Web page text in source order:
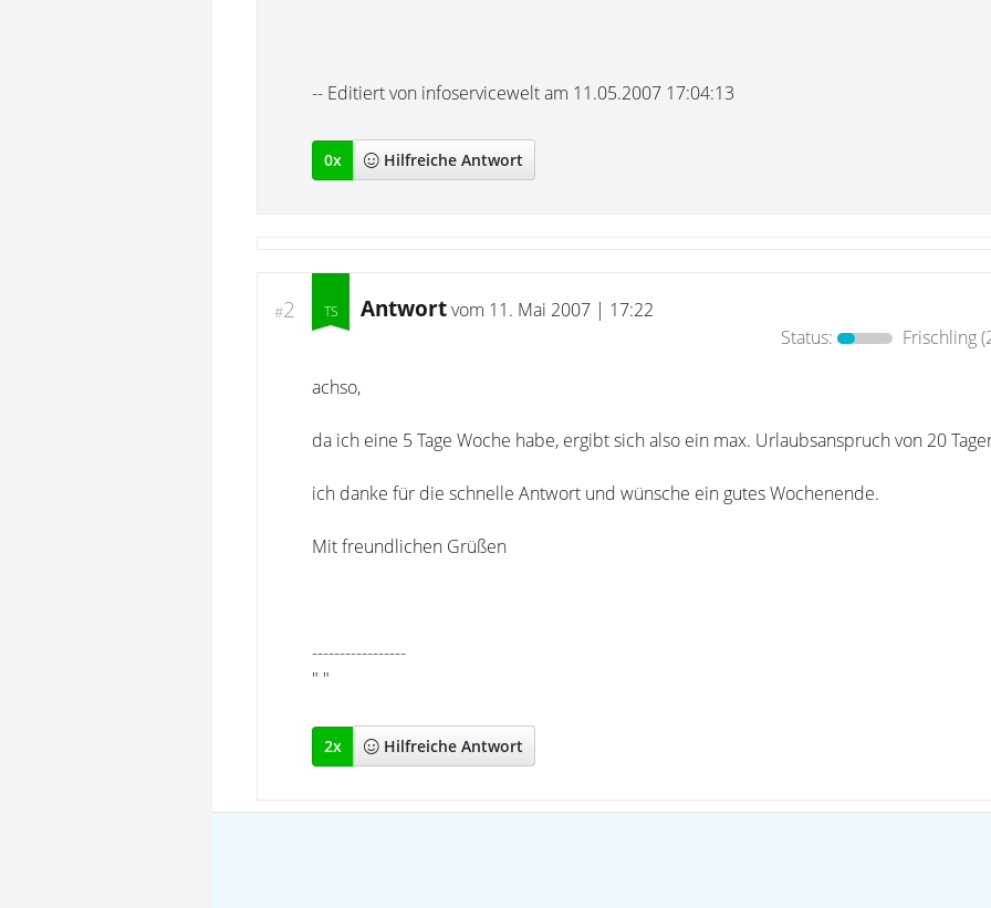
-- Editiert von infoservicewelt am 11.05.2007 17:04:13
0x Hilfreiche Antwort
#2 Antwortvom 11. Mai 2007 | 17:22
Status:
Frischling
achso,
da ich eine 5 Tage Woche habe, ergibt sich also ein max. Urlaubsanspruch von 20
ich danke für die schnelle Antwort und wünsche ein gutes Wochenende.
Mit freundlichen Grüßen
-----------------
" "
2x Hilfreiche Antwort